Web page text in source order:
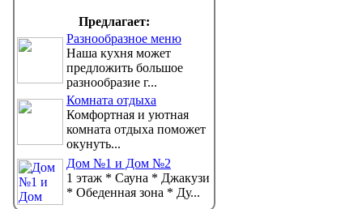
Предлагает:
Разнообразное меню
Наша кухня может
предложить большое
разнообразие г...
Комната отдыха
Комфортная и уютная
комната отдыха поможет
окунуть...
Дом №1 и Дом №2
1 этаж * Сауна * Джакузи
* Обеденная зона * Ду...